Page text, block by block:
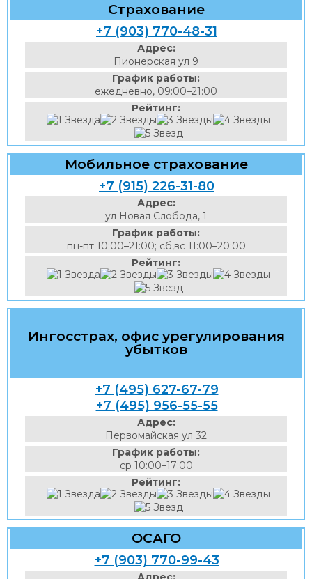
Страхование
+7 (903) 770-48-31
Адрес:
Пионерская ул 9
График работы:
ежедневно, 09:00–21:00
Рейтинг:
Мобильное страхование
+7 (915) 226-31-80
Адрес:
ул Новая Слобода, 1
График работы:
пн-пт 10:00–21:00; сб,вс 11:00–20:00
Рейтинг:
Ингосстрах, офис урегулирования
убытков
+7 (495) 627-67-79
+7 (495) 956-55-55
Адрес:
Первомайская ул 32
График работы:
ср 10:00–17:00
Рейтинг:
ОСАГО
+7 (903) 770-99-43